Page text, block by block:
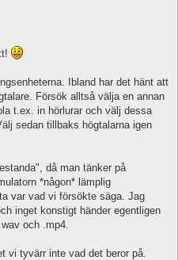
Ibland har det hänt att
Försök alltså välja en annan
t.ex. in hörlurar och välj dessa
sedan tillbaks högtalarna igen
då man tänker på
*någon* lämplig
var vad vi försökte säga. Jag
inget konstigt händer egentligen
och .mp4.
vi tyvärr inte vad det beror på.